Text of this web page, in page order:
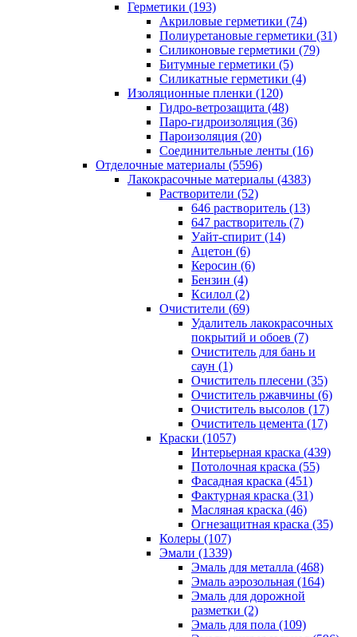
Герметики (193)
Акриловые герметики (74)
Полиуретановые герметики (31)
Силиконовые герметики (79)
Битумные герметики (5)
Силикатные герметики (4)
Изоляционные пленки (120)
Гидро-ветрозащита (48)
Паро-гидроизоляция (36)
Пароизоляция (20)
Соединительные ленты (16)
Отделочные материалы (5596)
Лакокрасочные материалы (4383)
Растворители (52)
646 растворитель (13)
647 растворитель (7)
Уайт-спирит (14)
Ацетон (6)
Керосин (6)
Бензин (4)
Ксилол (2)
Очистители (69)
Удалитель лакокрасочных
покрытий и обоев (7)
Очиститель для бань и
саун (1)
Очиститель плесени (35)
Очиститель ржавчины (6)
Очиститель высолов (17)
Очиститель цемента (17)
Краски (1057)
Интерьерная краска (439)
Потолочная краска (55)
Фасадная краска (451)
Фактурная краска (31)
Масляная краска (46)
Огнезащитная краска (35)
Колеры (107)
Эмали (1339)
Эмаль для металла (468)
Эмаль аэрозольная (164)
Эмаль для дорожной
разметки (2)
Эмаль для пола (109)